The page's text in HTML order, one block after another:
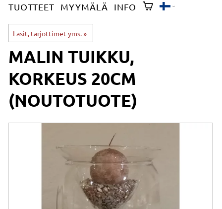
TUOTTEET MYYMÄLÄ INFO
Lasit, tarjottimet yms.‪»
MALIN TUIKKU,
KORKEUS 20CM
(NOUTOTUOTE)